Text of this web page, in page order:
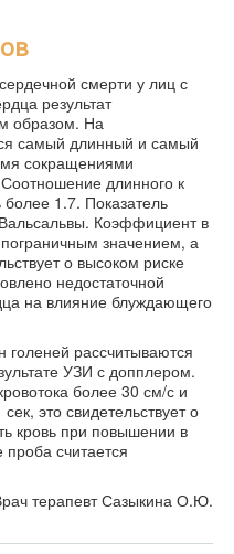
смерти у лиц с
результат
образом. На
самый длинный и самый
сокращениями
длинного к
более 1.7. Показатель
Коэффициент в
значением, а
о высоком риске
недостаточной
на влияние блуждающего
голеней рассчитываются
УЗИ с допплером.
более 30 см/с и
это свидетельствует о
кровь при повышении в
считается
терапевт Сазыкина О.Ю.